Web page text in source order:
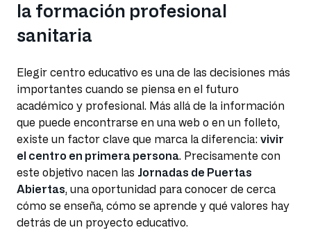
la formación profesional
sanitaria
Elegir centro educativo es una de las decisiones más
importantes cuando se piensa en el futuro
académico y profesional. Más allá de la información
que puede encontrarse en una web o en un folleto,
existe un factor clave que marca la diferencia: vivir
el centro en primera persona. Precisamente con
este objetivo nacen las Jornadas de Puertas
Abiertas, una oportunidad para conocer de cerca
cómo se enseña, cómo se aprende y qué valores hay
detrás de un proyecto educativo.